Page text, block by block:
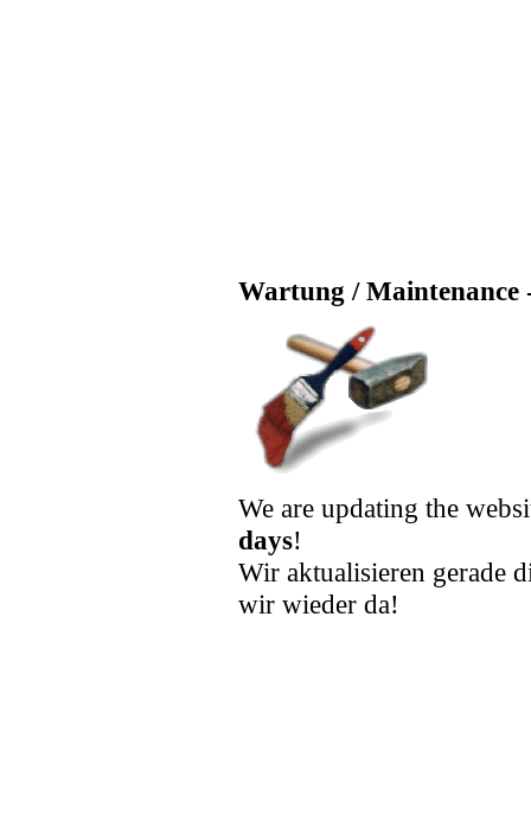
Wartung / Maintenance
We are updating the
days!
Wir aktualisieren gerade
wir wieder da!